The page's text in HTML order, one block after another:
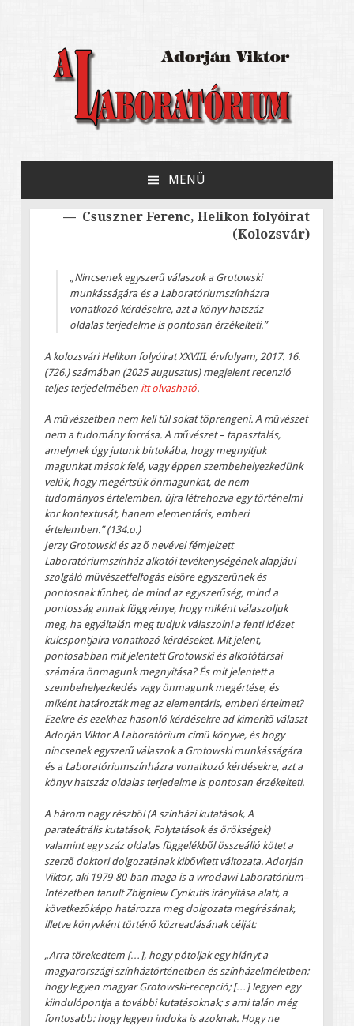
A Laboratórium
kísérleti színházáról
MENÜ
Csuszner Ferenc, Helikon folyóirat
(Kolozsvár)
„Nincsenek egyszerű válaszok a Grotowski
munkásságára és a Laboratóriumszínházra
vonatkozó kérdésekre, azt a könyv hatszáz
oldalas terjedelme is pontosan érzékelteti.”
A kolozsvári Helikon folyóirat XXVIII. érvfolyam, 2017. 16.
(726.) számában (2025 augusztus) megjelent recenzió
teljes terjedelmében itt olvasható.
A művészetben nem kell túl sokat töprengeni. A művészet
nem a tudomány forrása. A művészet – tapasztalás,
amelynek úgy jutunk birtokába, hogy megnyitjuk
magunkat mások felé, vagy éppen szembehelyezkedünk
velük, hogy megértsük önmagunkat, de nem
tudományos értelemben, újra létrehozva egy történelmi
kor kontextusát, hanem elementáris, emberi
értelemben.” (134.o.)
Jerzy Grotowski és az ő nevével fémjelzett
Laboratóriumszínház alkotói tevékenységének alapjául
szolgáló művészetfelfogás elsőre egyszerűnek és
pontosnak tűnhet, de mind az egyszerűség, mind a
pontosság annak függvénye, hogy miként válaszoljuk
meg, ha egyáltalán meg tudjuk válaszolni a fenti idézet
kulcspontjaira vonatkozó kérdéseket. Mit jelent,
pontosabban mit jelentett Grotowski és alkotótársai
számára önmagunk megnyitása? És mit jelentett a
szembehelyezkedés vagy önmagunk megértése, és
miként határozták meg az elementáris, emberi értelmet?
Ezekre és ezekhez hasonló kérdésekre ad kimerítő választ
Adorján Viktor A Laboratórium című könyve, és hogy
nincsenek egyszerű válaszok a Grotowski munkásságára
és a Laboratóriumszínházra vonatkozó kérdésekre, azt a
könyv hatszáz oldalas terjedelme is pontosan érzékelteti.
A három nagy részből (A színházi kutatások, A
parateátrális kutatások, Folytatások és örökségek)
valamint egy száz oldalas függelékből összeálló kötet a
szerző doktori dolgozatának kibővített változata. Adorján
Viktor, aki 1979-80-ban maga is a wrocławi Laboratórium–
Intézetben tanult Zbigniew Cynkutis irányítása alatt, a
következőképp határozza meg dolgozata megírásának,
illetve könyvként történő közreadásának célját:
„Arra törekedtem […], hogy pótoljak egy hiányt a
magyarországi színháztörténetben és színházelméletben;
hogy legyen magyar Grotowski-recepció; […] legyen egy
kiindulópontja a további kutatásoknak; s ami talán még
fontosabb: hogy legyen indoka is azoknak. Hogy ne
Bejegyzések